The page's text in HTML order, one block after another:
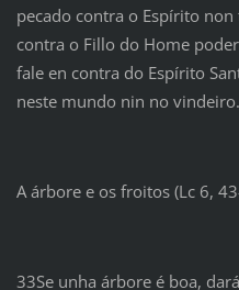
pecado contra o Espírito
contra o Fillo do Home
fale en contra do Espírito
neste mundo nin no vindeiro.
A árbore e os froitos (Lc 6,
33Se unha árbore é boa,